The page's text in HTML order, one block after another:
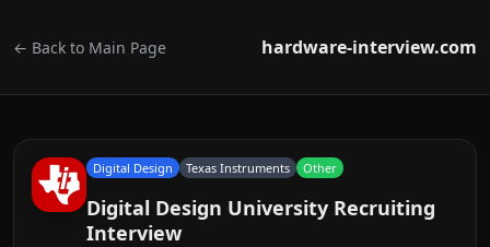
← Back to Main Page hardware-interview.com
Digital Design Texas Instruments Other
Digital Design University Recruiting
Interview